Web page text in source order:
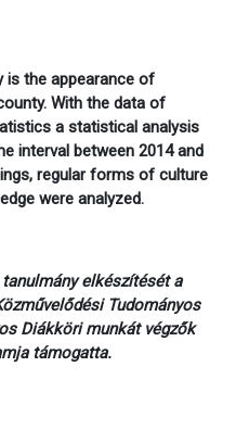
is the appearance of
With the data of
a statistical analysis
interval between 2014 and
regular forms of culture
were analyzed.
elkészítését a
Tudományos
Diákköri munkát végzők
támogatta.